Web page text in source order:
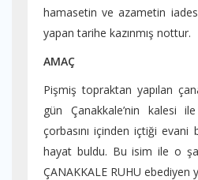
hamasetin ve azametin
yapan tarihe kazınmış nottur.
AMAÇ
Pişmiş topraktan yapılan
gün Çanakkale’nin kalesi
çorbasını içinden içtiği evani
hayat buldu. Bu isim ile o
ÇANAKKALE RUHU ebediyen